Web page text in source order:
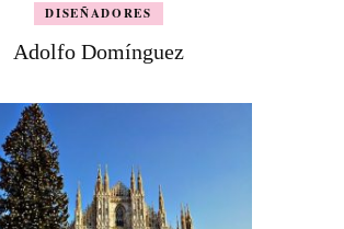
DISEÑADORES
Adolfo Domínguez